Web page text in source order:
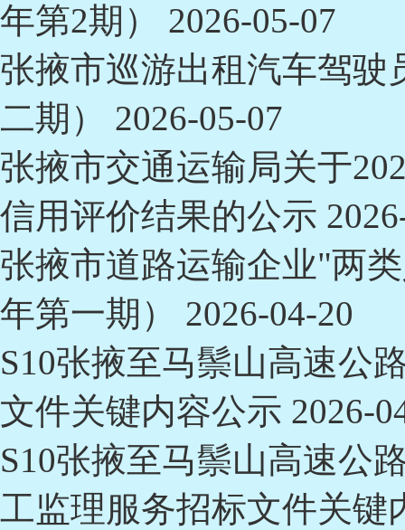
年第2期） 2026-05-07
张掖市巡游出租汽车驾驶
二期） 2026-05-07
张掖市交通运输局关于
信用评价结果的公示
张掖市道路运输企业"两
年第一期） 2026-04-20
S10张掖至马鬃山高速公
文件关键内容公示 2026-
S10张掖至马鬃山高速公
工监理服务招标文件关键